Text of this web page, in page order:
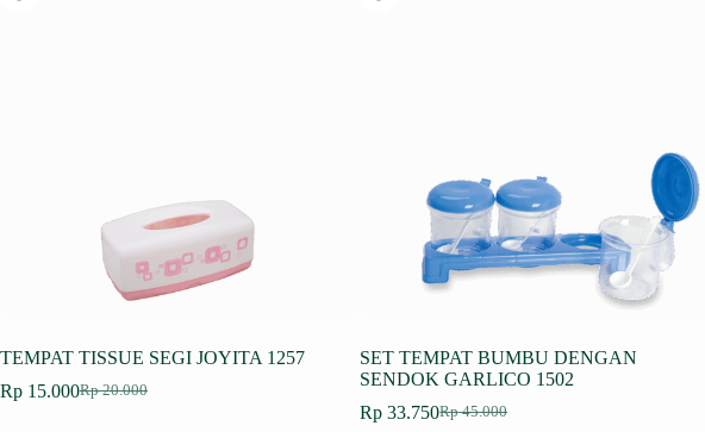
TEMPAT TISSUE SEGI JOYITA 1257
Rp20.000
Harga
Rp 15.000Harga
SET TEMPAT BUMBU DENGAN
SENDOK GARLICO 1502
Rp45.000
Harga
Rp 33.750Harga